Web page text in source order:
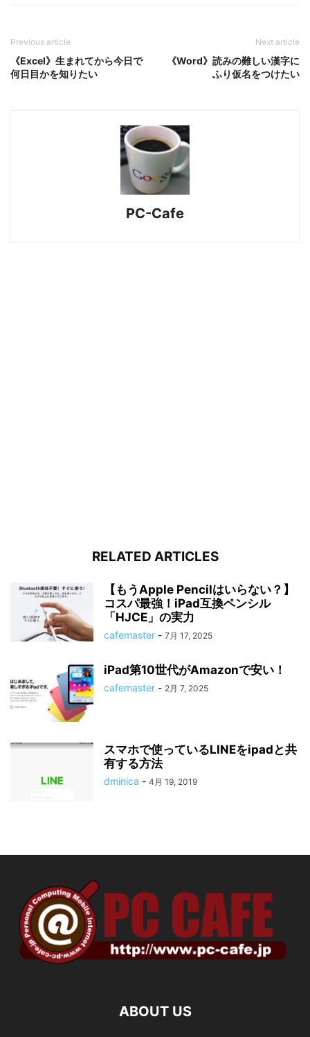
Previous article
《Excel》生まれてから今日で
何日目かを知りたい
Next article
《Word》読みの難しい漢字に
ふり仮名をつけたい
PC-Cafe
RELATED ARTICLES
【もうApple Pencilはいらない？】
コスパ最強！iPad互換ペンシル
「HJCE」の実力
cafemaster - 7月 17, 2025
iPad第10世代がAmazonで安い！
cafemaster - 2月 7, 2025
スマホで使っているLINEをipadと共
有する方法
dminica - 4月 19, 2019
ABOUT US